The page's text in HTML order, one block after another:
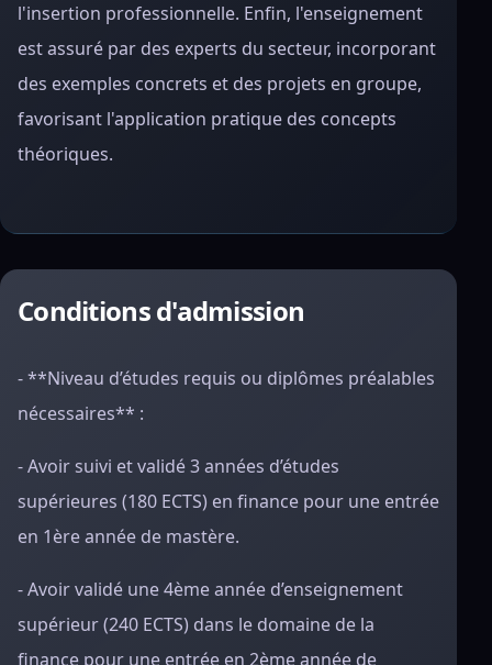
l'insertion professionnelle. Enfin, l'enseignement
est assuré par des experts du secteur, incorporant
des exemples concrets et des projets en groupe,
favorisant l'application pratique des concepts
théoriques.
Conditions d'admission
- **Niveau d’études requis ou diplômes préalables
nécessaires** :
- Avoir suivi et validé 3 années d’études
supérieures (180 ECTS) en finance pour une entrée
en 1ère année de mastère.
- Avoir validé une 4ème année d’enseignement
supérieur (240 ECTS) dans le domaine de la
finance pour une entrée en 2ème année de